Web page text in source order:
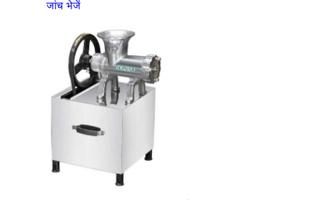
जांच भेजें